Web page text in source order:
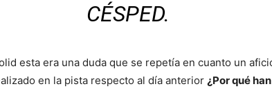
CÉSPED.
esta era una duda que se repetía en cuanto un
en la pista respecto al día anterior ¿Por qué